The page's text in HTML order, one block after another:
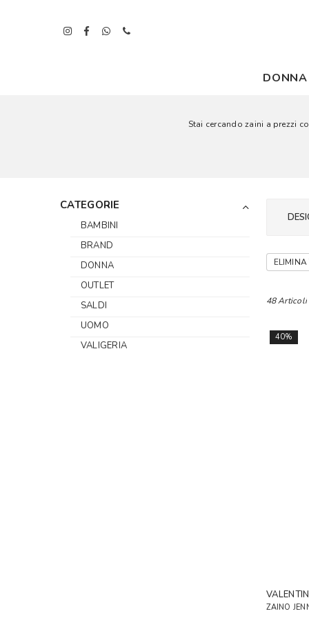
DONNA
Stai cercando zaini a prezzi
CATEGORIE
BAMBINI
BRAND
DONNA
OUTLET
SALDI
UOMO
VALIGERIA
ELIMINA
48 Articoli
40%
ZAINO